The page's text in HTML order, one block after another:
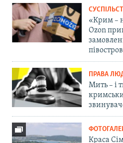
«Крим –
Ozon
ПРАВА
Мить – і
Краса